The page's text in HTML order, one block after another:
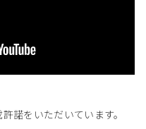
諾をいただいています。